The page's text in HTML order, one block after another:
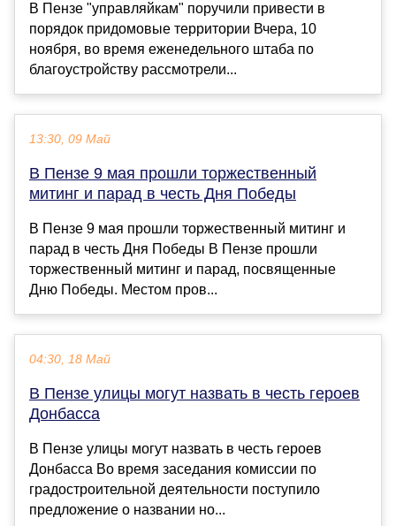
В Пензе "управляйкам" поручили привести в
порядок придомовые территории Вчера, 10
ноября, во время еженедельного штаба по
благоустройству рассмотрели...
13:30, 09 Май
В Пензе 9 мая прошли торжественный
митинг и парад в честь Дня Победы
В Пензе 9 мая прошли торжественный митинг и
парад в честь Дня Победы В Пензе прошли
торжественный митинг и парад, посвященные
Дню Победы. Местом пров...
04:30, 18 Май
В Пензе улицы могут назвать в честь героев
Донбасса
В Пензе улицы могут назвать в честь героев
Донбасса Во время заседания комиссии по
градостроительной деятельности поступило
предложение о названии но...